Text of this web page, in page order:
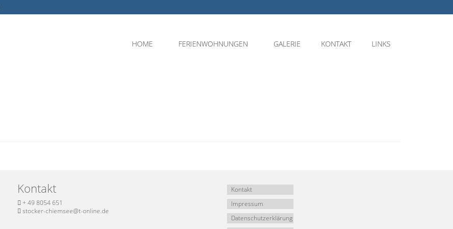
HOME FERIENWOHNUNGEN GALERIE KONTAKT LINKS
Kontakt
+ 49 8054 651
stocker-chiemsee@t-online.de
Kontakt
Impressum
Datenschutzerklärung